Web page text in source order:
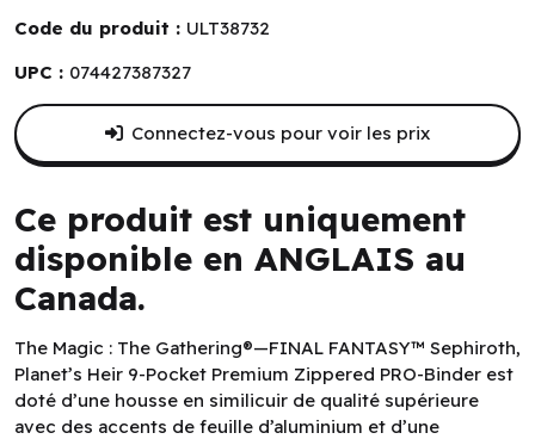
Code du produit : ULT38732
UPC : 074427387327
Ce produit est uniquement
disponible en ANGLAIS au
Canada.
The Magic : The Gathering®—FINAL FANTASY™ Sephiroth,
Planet’s Heir 9-Pocket Premium Zippered PRO-Binder est
doté d’une housse en similicuir de qualité supérieure
avec des accents de feuille d’aluminium et d’une
Connectez-vous pour voir les prix